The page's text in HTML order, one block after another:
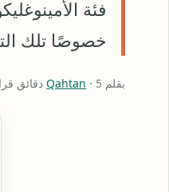
فئة
خصوصًا تلك
بقلم Qahtan · 5 دقائق قراءة · نشر 2025-07-04